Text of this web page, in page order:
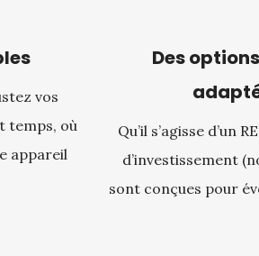
vos
temps, où
appareil
Des
Qu’il s’agisse d’un
d’investissement
sont conçues pour